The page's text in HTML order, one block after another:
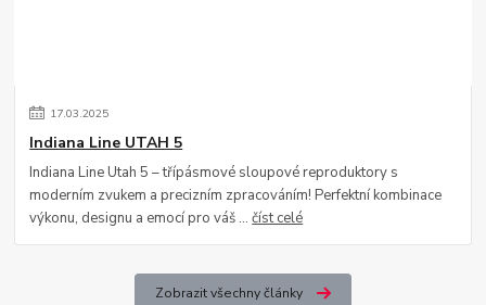
17.03.2025
Indiana Line UTAH 5
Indiana Line Utah 5 – třípásmové sloupové reproduktory s
moderním zvukem a precizním zpracováním! Perfektní kombinace
výkonu, designu a emocí pro váš ...číst celé
Zobrazit všechny články